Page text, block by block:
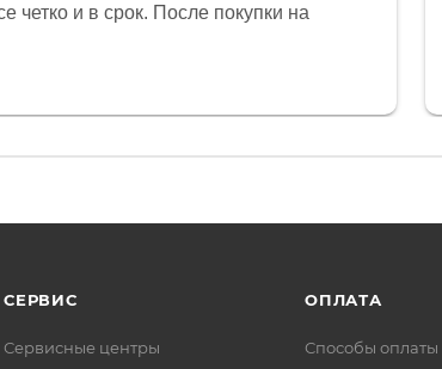
четко и в срок. После покупки на
0, при этом представители магазина
и в итоге проблема была решена.
о небезразличии к клиенту после
СЕРВИС
Сервисные центры
ОПЛАТА
Способы оплаты